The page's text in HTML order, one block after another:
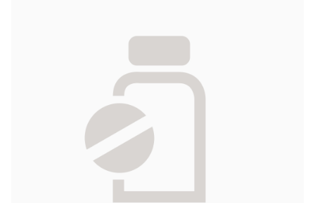
460137
Vaikuttava aine brivarasetaami
10 x 5 ml
UCB-Pharma Oy Finland